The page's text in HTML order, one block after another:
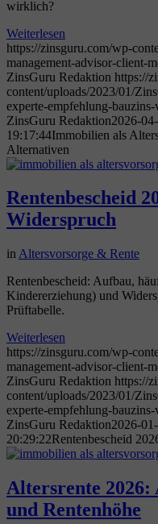
wirklich?
Weiterlesen
https://zinsguru.com/wp-
management-advisor-client-
ZinsGuru Redaktion https://
content/uploads/2023/01/
experte-empfehlung-
ZinsGuru Redaktion2026-
19:17:44Immobilien als
Alternativen
Rentenbescheid
Widerspruch
in Altersvorsorge & Rente
Rentenbescheid: Aufbau,
Kindererziehung) und
Prüftabelle.
Weiterlesen
https://zinsguru.com/wp-
management-advisor-client-
ZinsGuru Redaktion https://
content/uploads/2023/01/
experte-empfehlung-
ZinsGuru Redaktion2026-
20:29:22Rentenbescheid
Altersrente 2026:
und Rentenhöhe